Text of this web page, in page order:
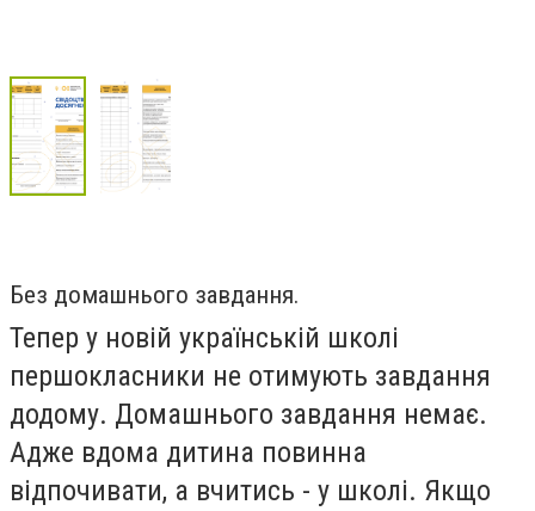
Без домашнього завдання.
Тепер у новій українській школі
першокласники не отимують завдання
додому. Домашнього завдання немає.
Адже вдома дитина повинна
відпочивати, а вчитись - у школі. Якщо